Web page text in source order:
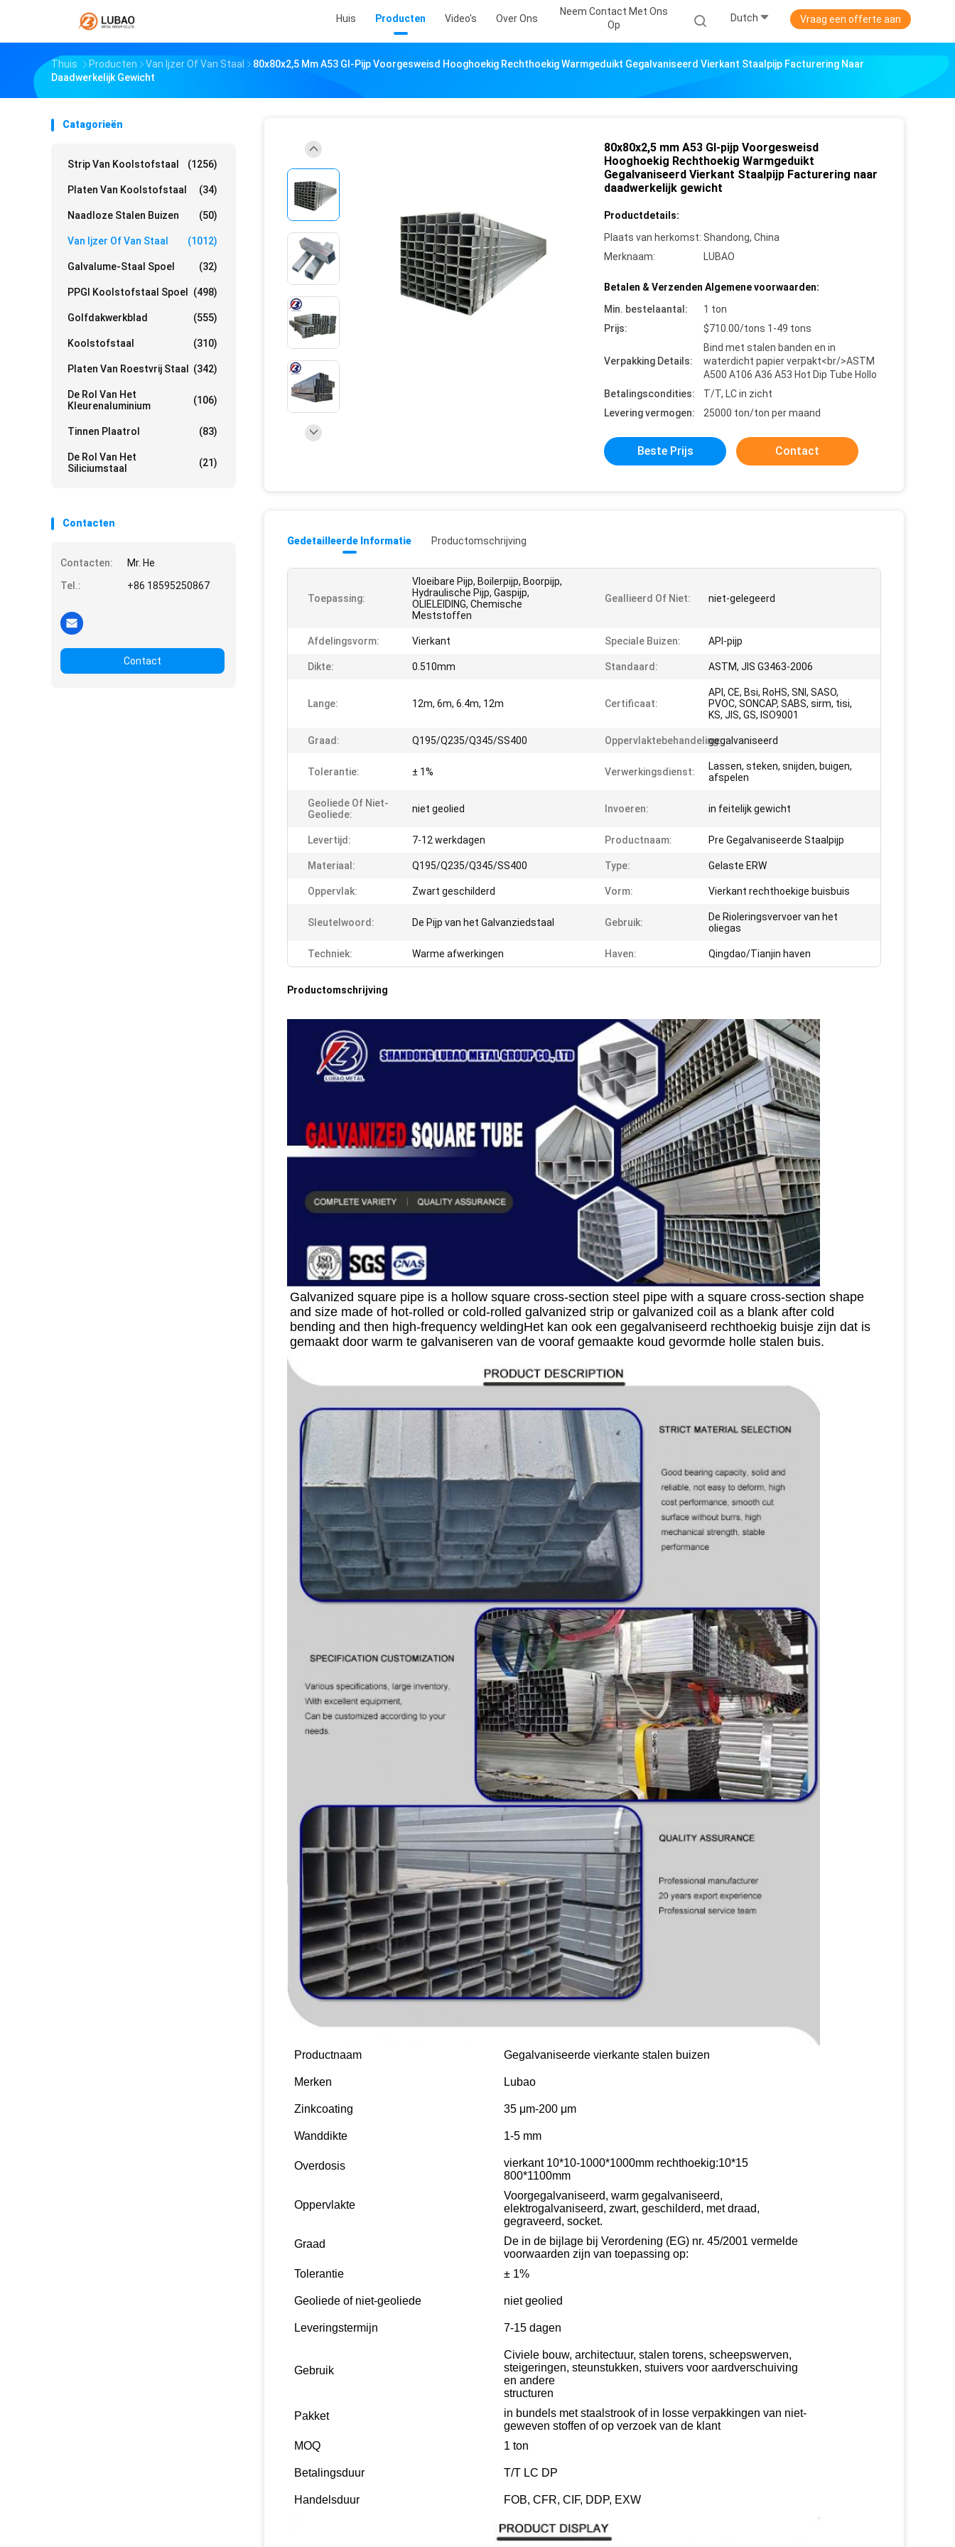
Huis Producten Video's Over Ons
Neem Contact Met Ons
Op
Dutch Vraag een offerte aan
Thuis Producten Van Ijzer Of Van Staal
80x80x2,5 Mm A53 GI-Pijp Voorgesweisd Hooghoekig Rechthoekig Warmgeduikt Gegalvaniseerd Vierkant Staalpijp Facturering Naar
Daadwerkelijk Gewicht
Catagorieën
Strip Van Koolstofstaal (1256)
Platen Van Koolstofstaal (34)
Naadloze Stalen Buizen (50)
Van Ijzer Of Van Staal (1012)
Galvalume-Staal Spoel (32)
PPGI Koolstofstaal Spoel (498)
Golfdakwerkblad (555)
Koolstofstaal (310)
Platen Van Roestvrij Staal (342)
De Rol Van Het
Kleurenaluminium
(106)
Tinnen Plaatrol (83)
De Rol Van Het
Siliciumstaal
(21)
Contacten
Contacten:
Mr. He
Tel.:
+86 18595250867
Contact
80x80x2,5 mm A53 GI-pijp Voorgesweisd
Hooghoekig Rechthoekig Warmgeduikt
Gegalvaniseerd Vierkant Staalpijp Facturering naar
daadwerkelijk gewicht
Productdetails:
Plaats van herkomst: Shandong, China
Merknaam:
LUBAO
Betalen & Verzenden Algemene voorwaarden:
Min. bestelaantal:
1 ton
Prijs:
$710.00/tons 1-49 tons
Verpakking Details:
Bind met stalen banden en in
waterdicht papier verpakt<br/>ASTM
A500 A106 A36 A53 Hot Dip Tube Hollo
Betalingscondities:
T/T, LC in zicht
Levering vermogen:
25000 ton/ton per maand
Beste Prijs Contact
Gedetailleerde Informatie Productomschrijving
Toepassing:
Vloeibare Pijp, Boilerpijp, Boorpijp,
Hydraulische Pijp, Gaspijp,
OLIELEIDING, Chemische
Meststoffen
Geallieerd Of Niet: niet-gelegeerd
Afdelingsvorm: Vierkant Speciale Buizen: API-pijp
Dikte: 0.510mm Standaard: ASTM, JIS G3463-2006
Lange: 12m, 6m, 6.4m, 12m Certificaat:
API, CE, Bsi, RoHS, SNI, SASO,
PVOC, SONCAP, SABS, sirm, tisi,
KS, JIS, GS, ISO9001
Graad: Q195/Q235/Q345/SS400 Oppervlaktebehandeling:gegalvaniseerd
Tolerantie: ± 1% Verwerkingsdienst:
Lassen, steken, snijden, buigen,
afspelen
Geoliede Of Niet-
Geoliede:
niet geolied Invoeren: in feitelijk gewicht
Levertijd: 7-12 werkdagen Productnaam: Pre Gegalvaniseerde Staalpijp
Materiaal: Q195/Q235/Q345/SS400 Type: Gelaste ERW
Oppervlak: Zwart geschilderd Vorm: Vierkant rechthoekige buisbuis
Sleutelwoord: De Pijp van het Galvanziedstaal Gebruik:
De Rioleringsvervoer van het
oliegas
Techniek: Warme afwerkingen Haven: Qingdao/Tianjin haven
Productomschrijving
Galvanized square pipe is a hollow square cross-section steel pipe with a square cross-section shape
and size made of hot-rolled or cold-rolled galvanized strip or galvanized coil as a blank after cold
bending and then high-frequency weldingHet kan ook een gegalvaniseerd rechthoekig buisje zijn dat is
gemaakt door warm te galvaniseren van de vooraf gemaakte koud gevormde holle stalen buis.
Productnaam Gegalvaniseerde vierkante stalen buizen
Merken Lubao
Zinkcoating 35 μm-200 μm
Wanddikte 1-5 mm
Overdosis
vierkant 10*10-1000*1000mm rechthoekig:10*15
800*1100mm
Oppervlakte
Voorgegalvaniseerd, warm gegalvaniseerd,
elektrogalvaniseerd, zwart, geschilderd, met draad,
gegraveerd, socket.
Graad
De in de bijlage bij Verordening (EG) nr. 45/2001 vermelde
voorwaarden zijn van toepassing op:
Tolerantie
± 1%
Geoliede of niet-geoliede niet geolied
Leveringstermijn 7-15 dagen
Gebruik
Civiele bouw, architectuur, stalen torens, scheepswerven,
steigeringen, steunstukken, stuivers voor aardverschuiving
en andere
structuren
Pakket
in bundels met staalstrook of in losse verpakkingen van niet-
geweven stoffen of op verzoek van de klant
MOQ
1 ton
Betalingsduur T/T LC DP
Handelsduur FOB, CFR, CIF, DDP, EXW